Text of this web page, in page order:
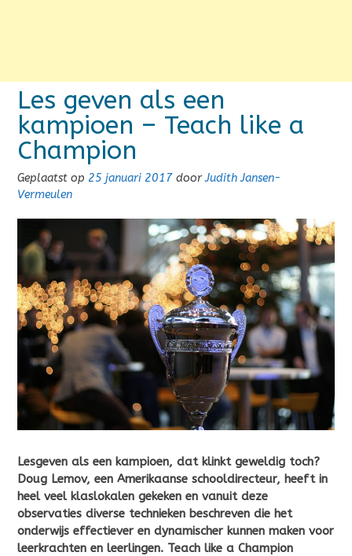
Les geven als een
kampioen – Teach like a
Champion
Geplaatst op 25 januari 2017 doorJudith Jansen-
Vermeulen
Lesgeven als een kampioen, dat klinkt geweldig toch?
Doug Lemov, een Amerikaanse schooldirecteur, heeft in
heel veel klaslokalen gekeken en vanuit deze
observaties diverse technieken beschreven die het
onderwijs effectiever en dynamischer kunnen maken voor
leerkrachten en leerlingen. Teach like a Champion